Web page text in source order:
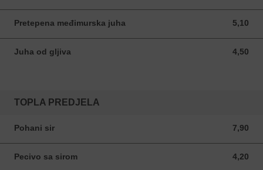
Pretepena međimurska juha 5,10
5,10 EUR
Juha od gljiva 4,50
4,50 EUR
TOPLA PREDJELA
Pohani sir 7,90
7,90 EUR
Pecivo sa sirom 4,20
4,20 EUR